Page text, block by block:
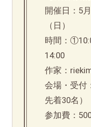
開催日：5
（日）
時間：
14:00
作家：
会場・受付
先着30名）
参加費：